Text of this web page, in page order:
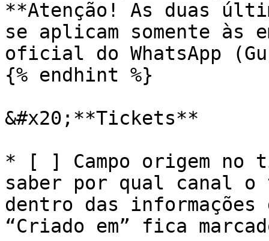
**Atenção! As duas
se aplicam somente às
oficial do WhatsApp
{% endhint %}
&#x20;**Tickets**
* [ ] Campo origem no
saber por qual canal
dentro das
“Criado em” fica